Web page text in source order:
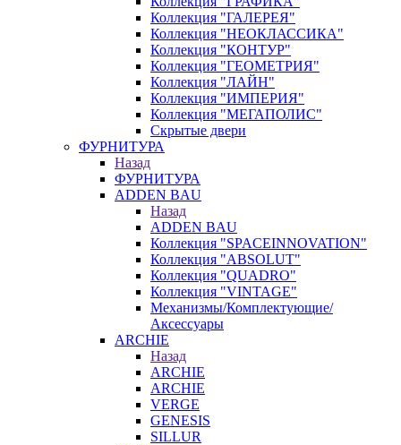
Коллекция "ГАЛЕРЕЯ"
Коллекция "НЕОКЛАССИКА"
Коллекция "КОНТУР"
Коллекция "ГЕОМЕТРИЯ"
Коллекция "ЛАЙН"
Коллекция "ИМПЕРИЯ"
Коллекция "МЕГАПОЛИС"
Скрытые двери
ФУРНИТУРА
Назад
ФУРНИТУРА
ADDEN BAU
Назад
ADDEN BAU
Коллекция "SPACEINNOVATION"
Коллекция "ABSOLUT"
Коллекция "QUADRO"
Коллекция "VINTAGE"
Механизмы/Комплектующие/
Аксессуары
ARCHIE
Назад
ARCHIE
ARCHIE
VERGE
GENESIS
SILLUR